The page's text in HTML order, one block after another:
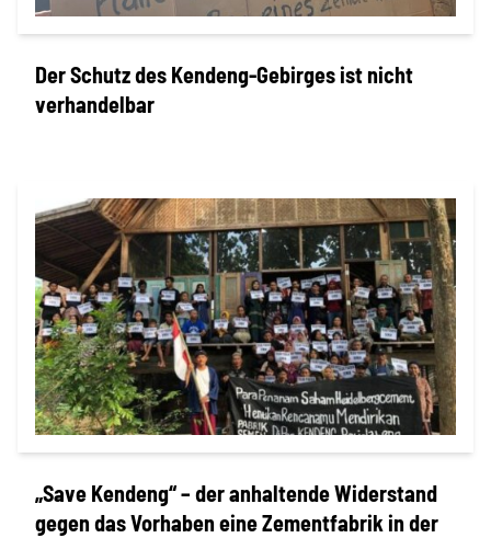
Der Schutz des Kendeng-Gebirges ist nicht
verhandelbar
„Save Kendeng“ – der anhaltende Widerstand
gegen das Vorhaben eine Zementfabrik in der